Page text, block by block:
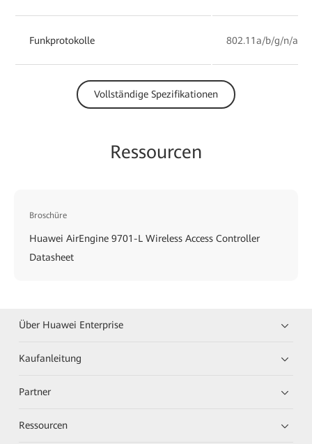
Funkprotokolle 802.11a/b/g/n/ac/
Vollständige Spezifikationen
Ressourcen
Broschüre
Huawei AirEngine 9701-L Wireless Access Controller
Datasheet
Über Huawei Enterprise
Kaufanleitung
Partner
Ressourcen